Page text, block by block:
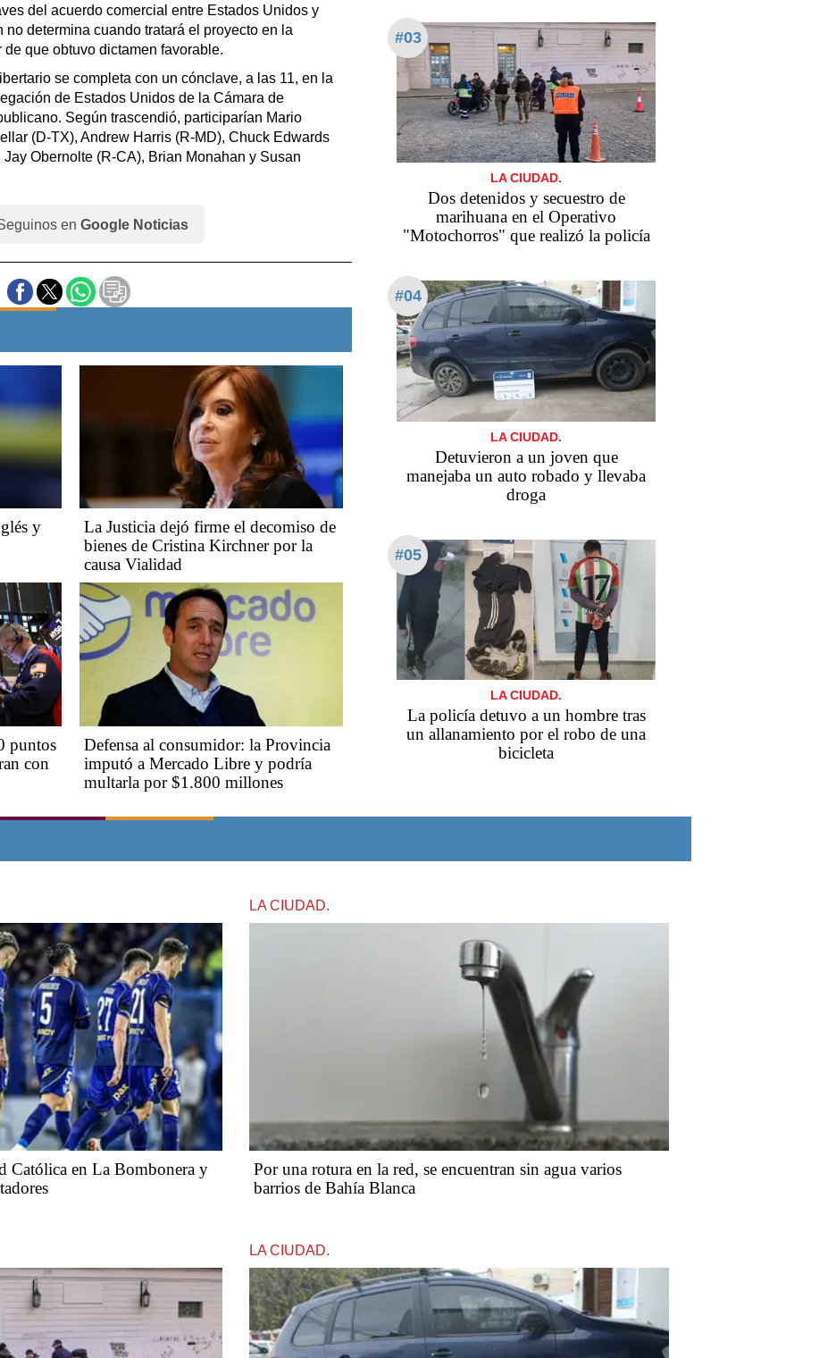
del acuerdo comercial entre Estados Unidos y
no determina cuando tratará el proyecto en la
que obtuvo dictamen favorable.
se completa con un cónclave, a las 11, en la
de Estados Unidos de la Cámara de
Según trascendió, participarían Mario
(D-TX), Andrew Harris (R-MD), Chuck Edwards
Obernolte (R-CA), Brian Monahan y Susan
en Google Noticias
y
La Justicia dejó firme el decomiso de
bienes de Cristina Kirchner por la
causa Vialidad
puntos
con
Defensa al consumidor: la Provincia
imputó a Mercado Libre y podría
multarla por $1.800 millones
#03
LA CIUDAD.
Dos detenidos y secuestro de
marihuana en el Operativo
"Motochorros" que realizó la policía
#04
LA CIUDAD.
Detuvieron a un joven que
manejaba un auto robado y llevaba
droga
#05
LA CIUDAD.
La policía detuvo a un hombre tras
un allanamiento por el robo de una
bicicleta
Católica en La Bombonera y
LA CIUDAD.
Por una rotura en la red, se encuentran sin agua varios
barrios de Bahía Blanca
LA CIUDAD.